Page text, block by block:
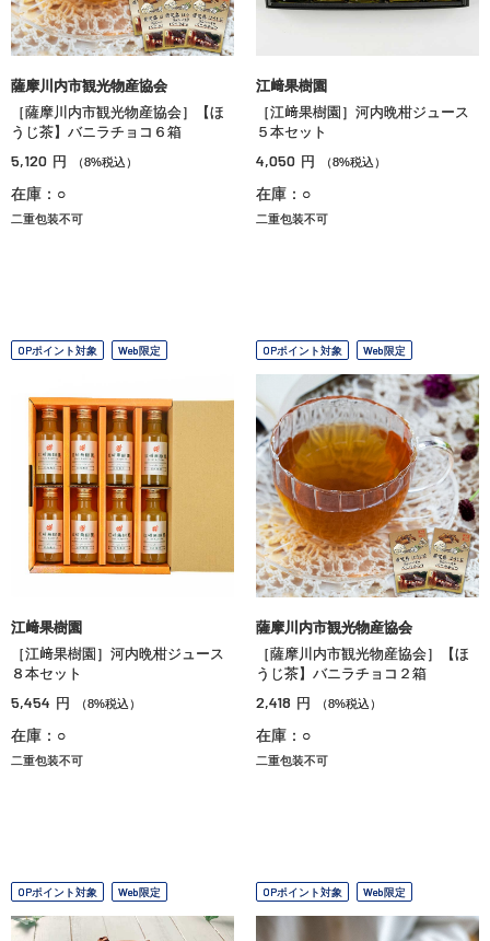
薩摩川内市観光物産協会
［薩摩川内市観光物産協会］【ほ
うじ茶】バニラチョコ６箱
5,120 円 （8%税込）
在庫：○
二重包装不可
江﨑果樹園
［江﨑果樹園］河内晩柑ジュース
５本セット
4,050 円 （8%税込）
在庫：○
二重包装不可
OPポイント対象 Web限定
江﨑果樹園
［江﨑果樹園］河内晩柑ジュース
８本セット
5,454 円 （8%税込）
在庫：○
二重包装不可
OPポイント対象 Web限定
薩摩川内市観光物産協会
［薩摩川内市観光物産協会］【ほ
うじ茶】バニラチョコ２箱
2,418 円 （8%税込）
在庫：○
二重包装不可
OPポイント対象 Web限定 OPポイント対象 Web限定